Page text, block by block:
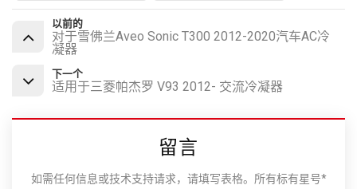
以前的
对于雪佛兰Aveo Sonic T300 2012-2020汽车AC冷
凝器
下一个
适用于三菱帕杰罗 V93 2012- 交流冷凝器
留言
如需任何信息或技术支持请求，请填写表格。所有标有星号*